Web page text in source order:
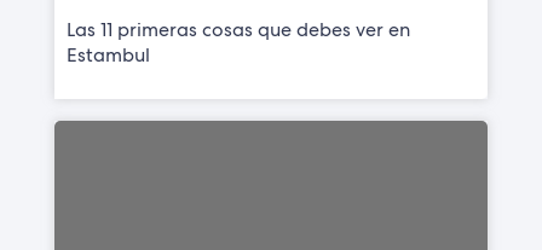
Las 11 primeras cosas que debes ver en
Estambul